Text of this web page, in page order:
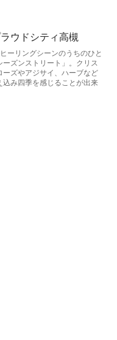
ーリングシーンのうちのひと
ーズンストリート」。クリス
ーズやアジサイ、ハーブなど
込み四季を感じることが出来